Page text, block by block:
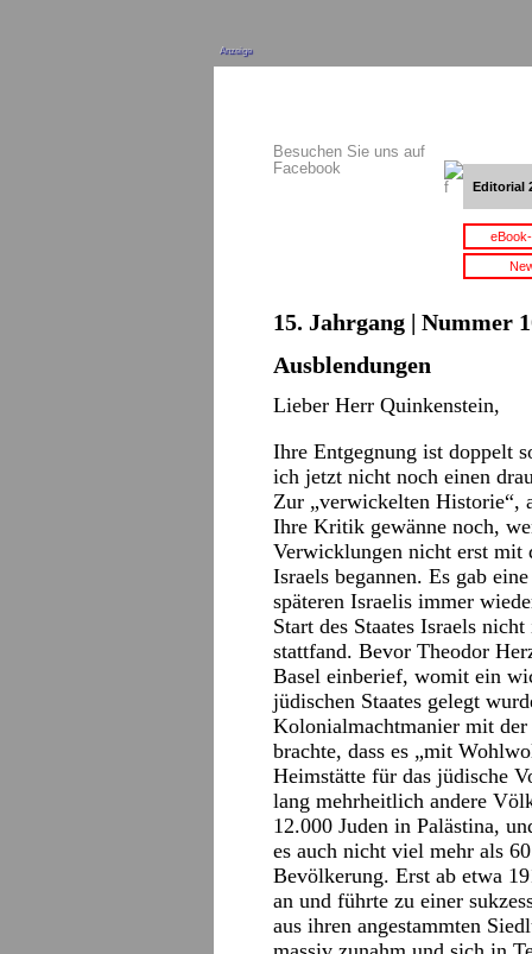
Anzeige
Besuchen Sie uns auf
Facebook
Editorial
15. Jahrgang | Nummer
Ausblendungen
Lieber Herr Quinkenstein,
Ihre Entgegnung ist doppelt
ich jetzt nicht noch einen
Zur „verwickelten Historie“,
Ihre Kritik gewänne noch,
Verwicklungen nicht erst mit
Israels begannen. Es gab
späteren Israelis immer
Start des Staates Israels
stattfand. Bevor Theodor
Basel einberief, womit ein
jüdischen Staates gelegt
Kolonialmachtmanier mit
brachte, dass es „mit
Heimstätte für das jüdische
lang mehrheitlich andere
12.000 Juden in Palästina,
es auch nicht viel mehr als
Bevölkerung. Erst ab etwa
an und führte zu einer
aus ihren angestammten